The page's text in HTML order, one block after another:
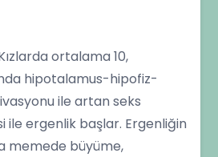
ortalama 10,
hipotalamus-hipofiz-
ile artan seks
ile ergenlik başlar. Ergenliğin
memede büyüme,